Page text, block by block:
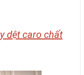
dệt caro chất